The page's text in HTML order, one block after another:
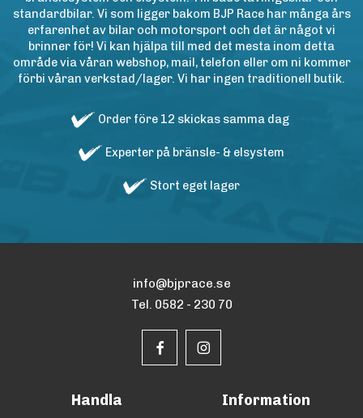
standardbilar. Vi som ligger bakom BJP Race har många års
erfarenhet av bilar och motorsport och det är något vi
brinner för! Vi kan hjälpa till med det mesta inom detta
område via våran webshop, mail, telefon eller om ni kommer
förbi våran verkstad/lager. Vi har ingen traditionell butik.
Order före 12 skickas samma dag
Experter på bränsle- & elsystem
Stort eget lager
info@bjprace.se
Tel. 0582 - 230 70
Handla Information